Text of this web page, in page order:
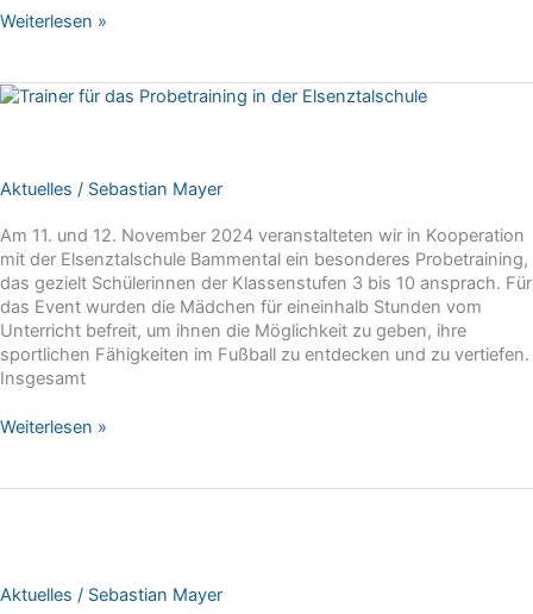
Regionalsender
zu
Weiterlesen »
Aktuelles / Sebastian Mayer
Am 11. und 12. November 2024 veranstalteten wir in Kooperation
mit der Elsenztalschule Bammental ein besonderes Probetraining,
das gezielt Schülerinnen der Klassenstufen 3 bis 10 ansprach. Für
das Event wurden die Mädchen für eineinhalb Stunden vom
Unterricht befreit, um ihnen die Möglichkeit zu geben, ihre
sportlichen Fähigkeiten im Fußball zu entdecken und zu vertiefen.
Insgesamt
Probetraining
Weiterlesen »
Aktuelles / Sebastian Mayer